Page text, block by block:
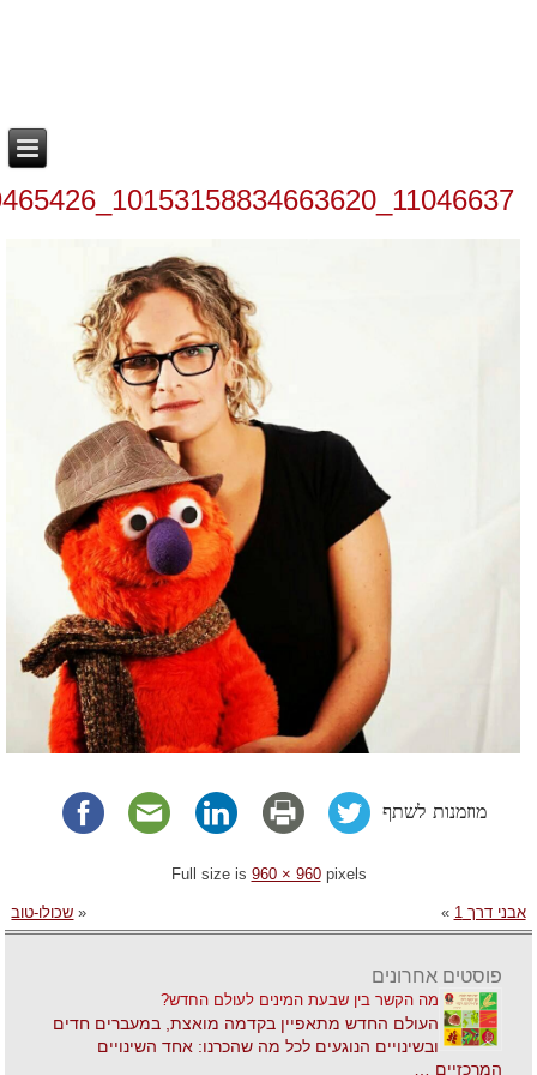
11046637_10153158834663620_6777104060089465426_n
מוזמנות לשתף
Full size is 960 × 960pixels
אבני דרך 1 »
« שכולו-טוב
פוסטים אחרונים
מה הקשר בין שבעת המינים לעולם החדש?
העולם החדש מתאפיין בקדמה מואצת, במעברים חדים
ובשינויים הנוגעים לכל מה שהכרנו: אחד השינויים
המרכזיים …